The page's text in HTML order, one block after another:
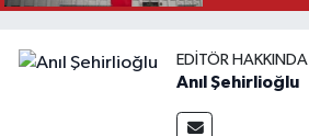
EDITÖR HAKKINDA
Anıl Şehirlioğlu